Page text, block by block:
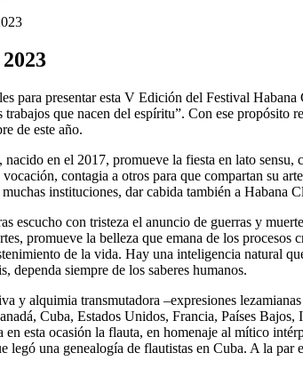
para presentar esta V Edición del Festival Habana
que nacen del espíritu”. Con ese propósito
de este año.
en el 2017, promueve la fiesta en lato sensu,
contagia a otros para que compartan su
instituciones, dar cabida también a Habana
escucho con tristeza el anuncio de guerras y
promueve la belleza que emana de los
de la vida. Hay una inteligencia natural
dependa siempre de los saberes humanos.
y alquimia transmutadora –expresiones
Cuba, Estados Unidos, Francia, Países
en esta ocasión la flauta, en homenaje al mítico
legó una genealogía de flautistas en Cuba. A la